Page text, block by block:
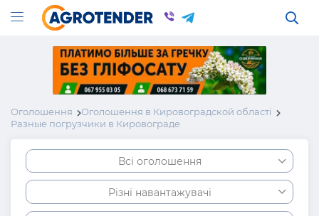
Оголошення
Оголошення в Кировоградской області
Разные погрузчики в Кировограде
Всі оголошення
Різні навантажувачі